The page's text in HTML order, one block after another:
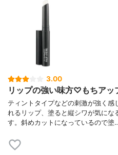
3.00
リップの強い味方♡もちアッ
ティントタイプなどの刺激が強く感
れるリップ、塗ると縦シワが気にな
す。斜めカットになっているので塗